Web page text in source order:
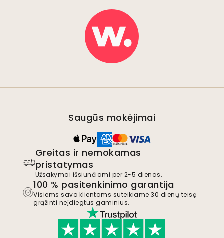
Saugūs mokėjimai
Greitas ir nemokamas
pristatymas
Užsakymai išsiunčiami per 2-5 dienas.
100 % pasitenkinimo garantija
Visiems savo klientams suteikiame 30 dienų teisę
grąžinti neįdiegtus gaminius.